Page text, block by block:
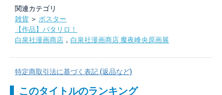
関連カテゴリ
雑貨 ＞ ポスター
【作品】パタリロ！
白泉社漫画商店 ， 白泉社漫画商店 魔夜峰央原画展
特定商取引法に基づく表記 (返品など)
このタイトルのランキング